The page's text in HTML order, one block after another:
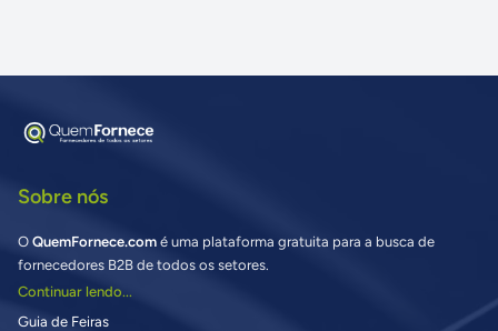
Sobre nós
O QuemFornece.com é uma plataforma gratuita para a busca de
fornecedores B2B de todos os setores.
Continuar lendo...
Guia de Feiras